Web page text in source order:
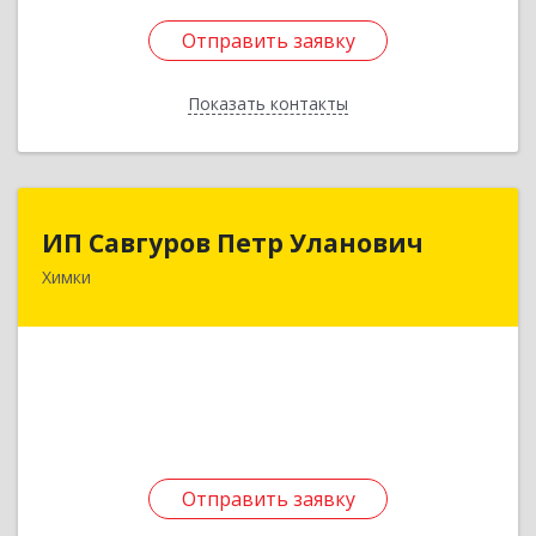
Отправить заявку
Показать контакты
Отправить заявку
Назад
ИП Савгуров Петр Уланович
Химки
Отправить заявку
141407, Московская обл, Химки г, Молодежная
Отправить заявку